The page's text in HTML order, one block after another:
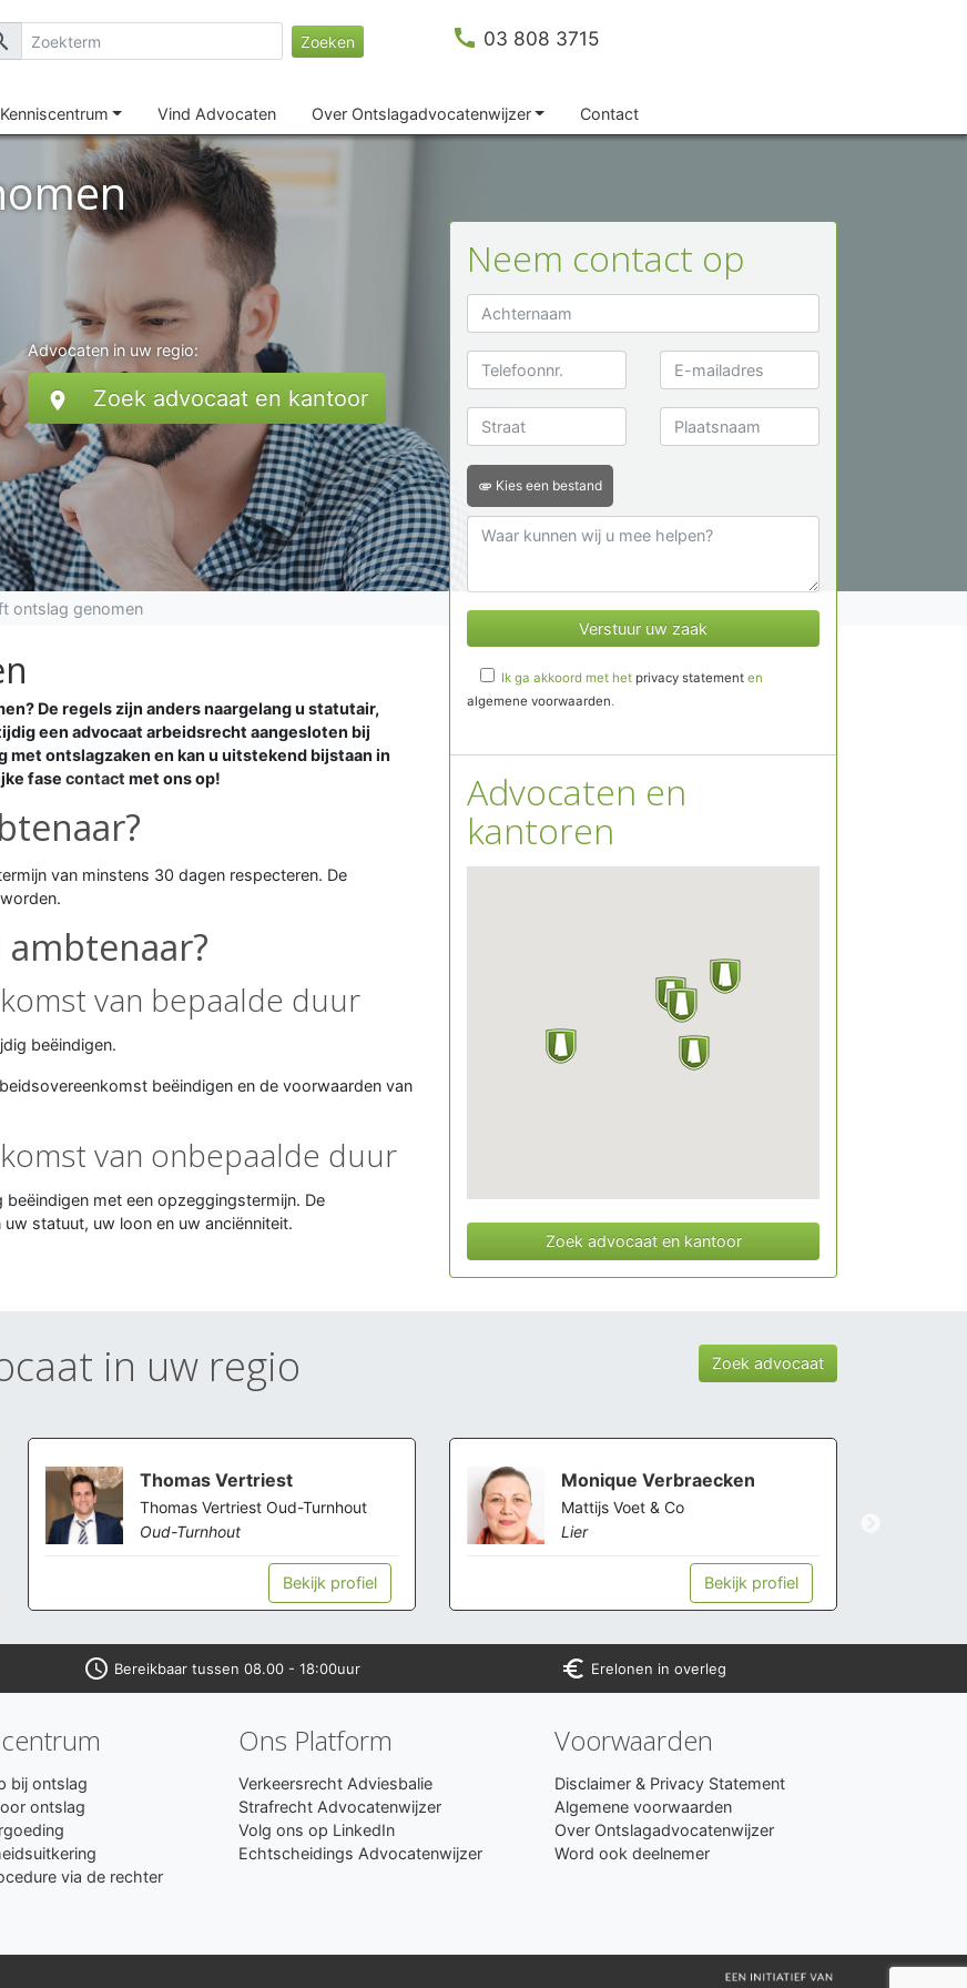
Zoeken call 03 808 3715
Kenniscentrum Vind Advocaten Over Ontslagadvocatenwijzer Contact
Advocaten in uw regio:
location_on Zoek advocaat en kantoor
ontslag genomen
De regels zijn anders naargelang u statutair,
een advocaat arbeidsrecht aangesloten bij
ontslagzaken en kan u uitstekend bijstaan in
fase contact met ons op!
van minstens 30 dagen respecteren. De
van bepaalde duur
beëindigen.
beëindigen en de voorwaarden van
van onbepaalde duur
met een opzeggingstermijn. De
statuut, uw loon en uw anciënniteit.
Neem contact op
attachment Kies een bestand
Ik ga akkoord met het privacy statementen
algemene voorwaarden.
Advocaten en
kantoren
Zoek advocaat en kantoor
in uw regio Zoek advocaat
Thomas Vertriest
Thomas Vertriest Oud-Turnhout
Oud-Turnhout
Bekijk profiel
Monique Verbraecken
Mattijs Voet & Co
Lier
Bekijk profiel
access_time Bereikbaar tussen 08.00 - 18:00uur euro_symbol Erelonen in overleg
bij ontslag
ontslag
via de rechter
Ons Platform
Verkeersrecht Adviesbalie
Strafrecht Advocatenwijzer
Volg ons op LinkedIn
Echtscheidings Advocatenwijzer
Voorwaarden
Disclaimer & Privacy Statement
Algemene voorwaarden
Over Ontslagadvocatenwijzer
Word ook deelnemer